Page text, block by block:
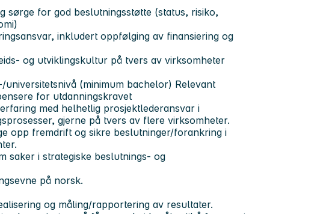
sørge for god beslutningsstøtte (status, risiko,
inkludert oppfølging av finansiering og
og utviklingskultur på tvers av virksomheter
(minimum bachelor) Relevant
for utdanningskravet
med helhetlig prosjektlederansvar i
gjerne på tvers av flere virksomheter.
opp fremdrift og sikre beslutninger/forankring i
saker i strategiske beslutnings- og
på norsk.
og måling/rapportering av resultater.